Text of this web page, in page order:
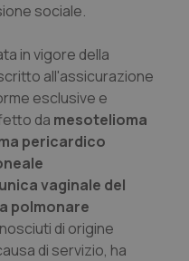
sociale.
in vigore della
all'assicurazione
esclusive e
da mesotelioma
pericardico
vaginale del
polmonare
di origine
di servizio, ha